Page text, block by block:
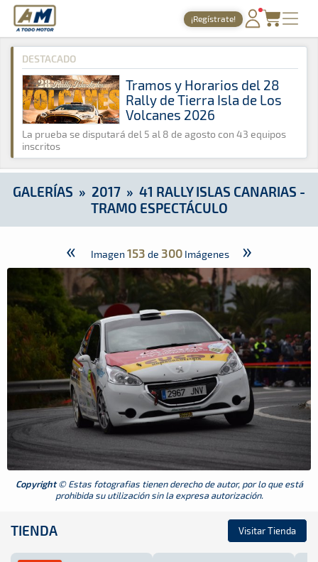
A Todo Motor · Revista del motor desde 1999
¡Regístrate!
PORTADA
TIEMPOS ONLINE
NOTICIAS
AGENDA
GALERÍAS
TIENDA
A Todo Motor » Galerías » 2017 » 41 Rally Islas Canarias -
DESTACADO
Tramos y Horarios del 28
Rally de Tierra Isla de Los
Volcanes 2026
La prueba se disputará del 5 al 8 de agosto con 43 equipos
inscritos
GALERÍAS » 2017 » 41 RALLY ISLAS CANARIAS -
TRAMO ESPECTÁCULO
« Imagen 153 de 300 Imágenes »
Copyright© Estas fotografias tienen derecho de autor, por lo que está
prohibida su utilización sin la expresa autorización.
TIENDA Visitar Tienda